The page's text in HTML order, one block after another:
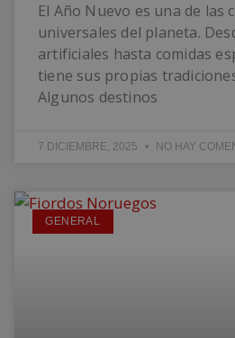
El Año Nuevo es una de las
universales del planeta.
artificiales hasta comidas
tiene sus propias
Algunos destinos
7 DICIEMBRE, 2025 NO HAY
GENERAL